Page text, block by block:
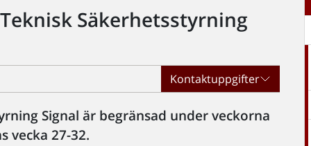
Säkerhetsstyrning
Kontaktuppgifter
Signal är begränsad under veckorna
vecka 27-32.